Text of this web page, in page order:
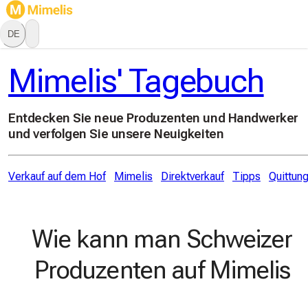
DE
Mimelis' Tagebuch
Entdecken Sie neue Produzenten und Handwerker
und verfolgen Sie unsere Neuigkeiten
Verkauf auf dem Hof Mimelis Direktverkauf Tipps
Wie kann man Schweizer
Produzenten auf Mimelis